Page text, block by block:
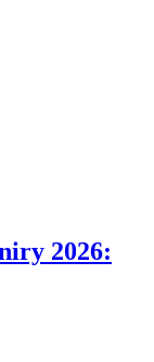
2026: